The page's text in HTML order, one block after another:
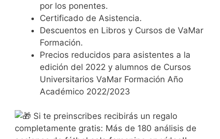
por los ponentes.
Certificado de Asistencia.
Descuentos en Libros y Cursos de VaMar
Formación.
Precios reducidos para asistentes a la
edición del 2022 y alumnos de Cursos
Universitarios VaMar Formación Año
Académico 2022/2023
Si te preinscribes recibirás un regalo
completamente gratis: Más de 180 análisis de